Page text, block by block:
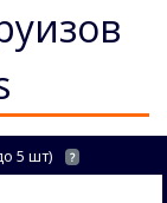
5 шт) ?